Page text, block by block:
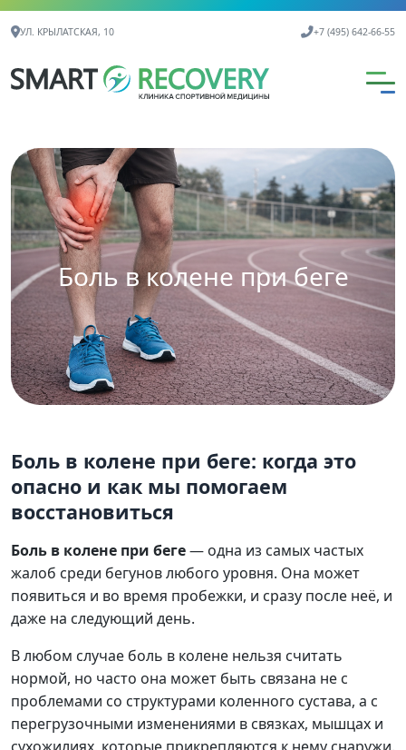
Контактная информация
УЛ. КРЫЛАТСКАЯ, 10 +7 (495) 642-66-55
Боль в колене при беге
Боль в колене при беге
Боль в колене при беге: когда это
опасно и как мы помогаем
восстановиться
Боль в колене при беге— одна из самых частых
жалоб среди бегунов любого уровня. Она может
появиться и во время пробежки, и сразу после неё, и
даже на следующий день.
В любом случае боль в колене нельзя считать
нормой, но часто она может быть связана не с
проблемами со структурами коленного сустава, а с
перегрузочными изменениями в связках, мышцах и